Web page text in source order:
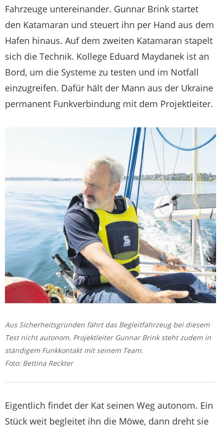
Fahrzeuge untereinander. Gunnar Brink startet
den Katamaran und steuert ihn per Hand aus dem
Hafen hinaus. Auf dem zweiten Katamaran stapelt
sich die Technik. Kollege Eduard Maydanek ist an
Bord, um die Systeme zu testen und im Notfall
einzugreifen. Dafür hält der Mann aus der Ukraine
permanent Funkverbindung mit dem Projektleiter.
Aus Sicherheitsgründen fährt das Begleitfahrzeug bei diesem
Test nicht autonom. Projektleiter Gunnar Brink steht zudem in
ständigem Funkkontakt mit seinem Team.
Foto: Bettina Reckter
Eigentlich findet der Kat seinen Weg autonom. Ein
Stück weit begleitet ihn die Möwe, dann dreht sie